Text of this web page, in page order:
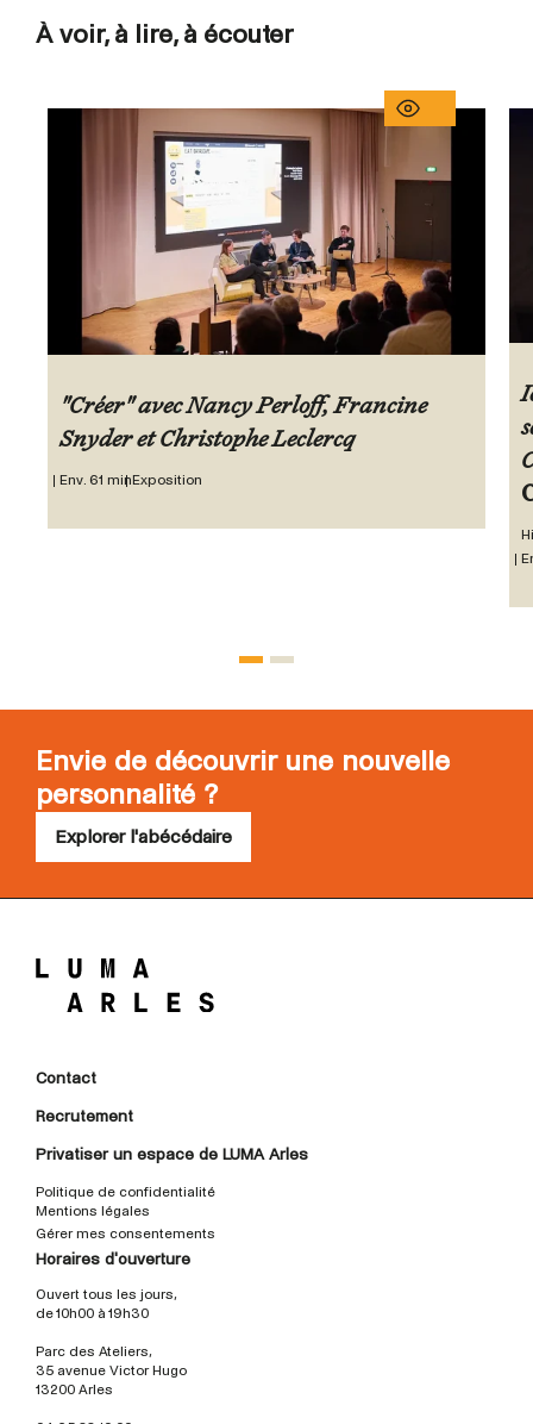
À voir, à lire, à écouter
"Créer" avec Nancy Perloff, Francine
Snyder et Christophe Leclercq
Env. 61 minExposition
Envie de découvrir une nouvelle
personnalité ?
Explorer l'abécédaire
Contact
Recrutement
Privatiser un espace de LUMA Arles
Politique de confidentialité
Mentions légales
Gérer mes consentements
Horaires d'ouverture
Ouvert tous les jours,
de 10h00 à 19h30
Parc des Ateliers,
35 avenue Victor Hugo
13200 Arles